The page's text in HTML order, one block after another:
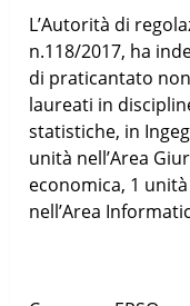
L’Autorità di
n.118/2017, ha
di praticantato
laureati in
statistiche, in
unità nell’Area
economica, 1
nell’Area